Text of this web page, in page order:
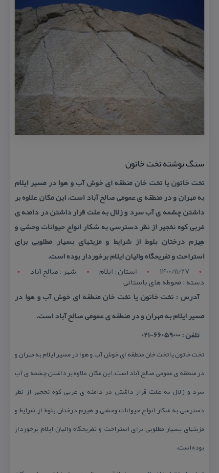
سنگ نوشته تخت خاتون
تخت خاتون یا تخت خان منطقه ای خوش آب و هوا در مسیر ایلام
به مهران و در منطقه ی عمومی صالح آباد است. این مكان علاوه بر
داشتن چشمه ی آب سرد و زلال به علت قرار داشتن در دامنه ی
غربی كوه نخجیر از نظر دسترسی به شكار انواع حیوانات وحشی و
هِیزم درختان بلوط از شرایط و مزیتهای بسیار مطلوبی برای
استراحت و تفریحگاه والیان ایلام برخوردار بوده است.
1400/11/27
استان : ايلام شهر : صالح آباد
دسته : محوطه های باستانی
آدرس : تخت خاتون یا تخت خان منطقه ای خوش آب و هوا در
مسیر ایلام به مهران و در منطقه ی عمومی صالح آباد است.
تلفن : 66059000-021
تخت خاتون یا تخت خان منطقه ای خوش آب و هوا در مسیر ایلام به مهران و
در منطقه ی عمومی صالح آباد است. این مكان علاوه بر داشتن چشمه ی آب
سرد و زلال به علت قرار داشتن در دامنه ی غربی كوه نخجیر از نظر
دسترسی به شكار انواع حیوانات وحشی و هِیزم درختان بلوط از شرایط و
مزیتهای بسیار مطلوبی برای استراحت و تفریحگاه والیان ایلام برخوردار
بوده است.